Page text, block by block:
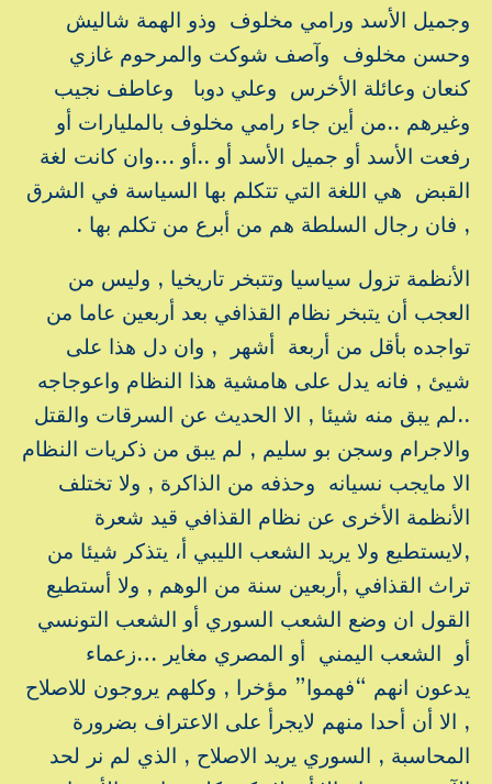
وجميل الأسد ورامي مخلوف وذو الهمة شاليش
وحسن مخلوف وآصف شوكت والمرحوم غازي
كنعان وعائلة الأخرس وعلي دوبا وعاطف نجيب
وغيرهم ..من أين جاء رامي مخلوف بالمليارات أو
رفعت الأسد أو جميل الأسد أو ..أو …وان كانت لغة
القبض هي اللغة التي تتكلم بها السياسة في الشرق
, فان رجال السلطة هم من أبرع من تكلم بها .
الأنظمة تزول سياسيا وتتبخر تاريخيا , وليس من
العجب أن يتبخر نظام القذافي بعد أربعين عاما من
تواجده بأقل من أربعة أشهر , وان دل هذا على
شيئ , فانه يدل على هامشية هذا النظام واعوجاجه
..لم يبق منه شيئا , الا الحديث عن السرقات والقتل
والاجرام وسجن بو سليم , لم يبق من ذكريات النظام
الا مايجب نسيانه وحذفه من الذاكرة , ولا تختلف
الأنظمة الأخرى عن نظام القذافي قيد شعرة
,لايستطيع ولا يريد الشعب الليبي أ، يتذكر شيئا من
تراث القذافي ,أربعين سنة من الوهم , ولا أستطيع
القول ان وضع الشعب السوري أو الشعب التونسي
أو الشعب اليمني أو المصري مغاير …زعماء
يدعون انهم “فهموا” مؤخرا , وكلهم يروجون للاصلاح
, الا أن أحدا منهم لايجرأ على الاعتراف بضرورة
المحاسبة , السوري يريد الاصلاح , الذي لم نر لحد